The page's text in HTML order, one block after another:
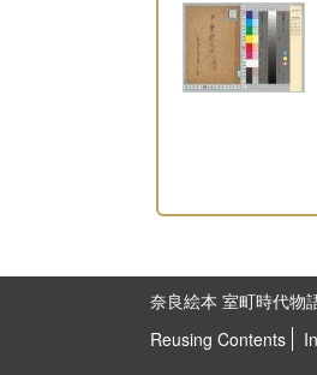
奈良絵本 室町時代物
Reusing Contents